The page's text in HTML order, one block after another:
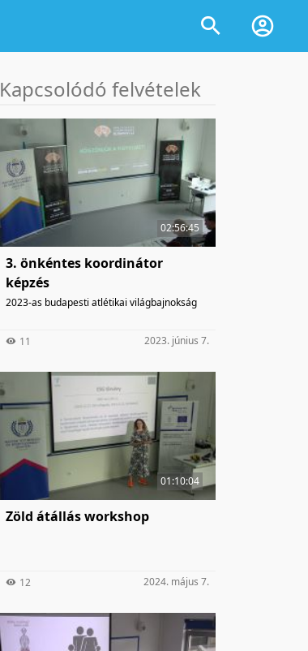
Kapcsolódó felvételek
02:56:45
3. önkéntes koordinátor
képzés
2023-as budapesti atlétikai világbajnokság
11 2023. június 7.
01:10:04
Zöld átállás workshop
12 2024. május 7.